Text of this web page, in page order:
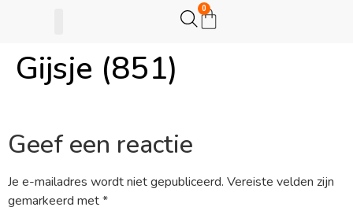
0
Gijsje (851)
Geef een reactie
Je e-mailadres wordt niet gepubliceerd. Vereiste velden zijn
gemarkeerd met*